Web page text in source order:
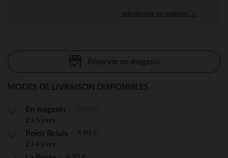
sélectionner un magasin →
Réserver en magasin
MODES DE LIVRAISON DISPONIBLES
En magasin
2 à 5 jours
Point Relais 4,90 €
2 à 4 jours
4,90 €